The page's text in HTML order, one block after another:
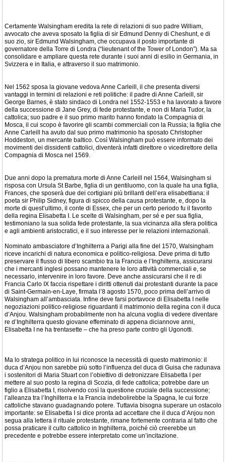
Certamente Walsingham eredita la rete di relazioni di suo padre William,
avvocato che aveva sposato la figlia di sir Edmund Denny di Cheshunt, e di
suo zio, sir Edmund Walsingham, che occupava il posto importante di
governatore della Torre di Londra (“lieutenant of the Tower of London”). Ma sa
consolidare e ampliare questa rete durante i suoi anni di esilio in Germania, in
Svizzera e in Italia, e attraverso il suo matrimonio.
Nel 1562 sposa la giovane vedova Anne Carleill, il che presenta diversi
vantaggi in termini di relazioni e reti politiche: il padre di Anne Carleill, sir
George Barnes, è stato sindaco di Londra nel 1552-1553 e ha lavorato a favore
della successione di Jane Grey, di fede protestante, e non di Maria Tudor, la
cattolica; suo padre e il suo primo marito hanno fondato la Compagnia di
Mosca, il cui scopo è favorire gli scambi commerciali con la Russia; la figlia che
Anne Carleill ha avuto dal suo primo matrimonio ha sposato Christopher
Hoddeston, un mercante baltico. Così Walsingham può essere informato dei
movimenti dei dissidenti cattolici, diventerà infatti direttore o vicedirettore della
Compagnia di Mosca nel 1569.
Due anni dopo la prematura morte di Anne Carleill nel 1564, Walsingham si
risposa con Ursula St Barbe, figlia di un gentiluomo, con la quale ha una figlia,
Frances, che sposerà due dei cortigiani più brillanti dell’era elisabettiana: il
poeta sir Philip Sidney, figura di spicco della causa protestante, e, dopo la
morte di quest’ultimo, il conte di Essex, che per un certo periodo fu il favorito
della regina Elisabetta I. Le scelte di Walsingham, per sé e per sua figlia,
testimoniano la sua solida fede protestante, la sua vicinanza alla sfera politica
e agli ambienti aristocratici, e il suo interesse per le relazioni internazionali.
Nominato ambasciatore d’Inghilterra a Parigi alla fine del 1570, Walsingham
riceve incarichi di natura economica e politico-religiosa. Deve prima di tutto
preservare il flusso di libero scambio tra la Francia e l’Inghilterra, assicurarsi
che i mercanti inglesi possano mantenere le loro attività commerciali e, se
necessario, intervenire in loro favore. Deve anche assicurarsi che il re di
Francia Carlo IX faccia rispettare i diritti ottenuti dai protestanti durante la pace
di Saint-Germain-en-Laye, firmata l’8 agosto 1570, poco prima dell’arrivo di
Walsingham all’ambasciata. Infine deve farsi portavoce di Elisabetta I nelle
negoziazioni politico-religiose riguardanti il matrimonio della regina con il duca
d’Anjou. Walsingham probabilmente non ha alcuna voglia di vedere diventare
re d’Inghilterra questo giovane effeminato di appena diciannove anni,
Elisabetta I ne ha trentasette – che ha preso parte contro gli Ugonotti.
Ma lo stratega politico in lui riconosce la necessità di questo matrimonio: il
duca d’Anjou non sarebbe più sotto l’influenza del duca di Guisa che radunava
i sostenitori di Maria Stuart con l’obiettivo di detronizzare Elisabetta I per
mettere al suo posto la regina di Scozia, di fede cattolica; potrebbe dare un
figlio a Elisabetta I, risolvendo così la questione cruciale della successione;
l’alleanza tra l’Inghilterra e la Francia indebolirebbe la Spagna, le cui forze
cattoliche stavano guadagnando potere. Tuttavia bisogna superare un ostacolo
importante: se Elisabetta I si dice pronta ad accettare che il duca d’Anjou non
segua alla lettera il rituale protestante, rimane fortemente contraria al fatto che
possa praticare il culto cattolico in Inghilterra, poiché ciò creerebbe un
precedente e potrebbe essere interpretato come un’incitazione.